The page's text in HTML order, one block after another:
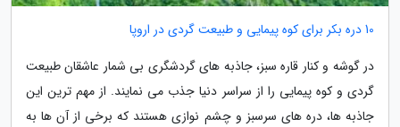
10 دره بکر برای کوه پیمایی و طبیعت گردی در اروپا
در گوشه و کنار قاره سبز، جاذبه های گردشگری بی شمار عاشقان طبیعت
گردی و کوه پیمایی را از سراسر دنیا جذب می نمایند. از مهم ترین این
جاذبه ها، دره های سرسبز و چشم نوازی هستند که برخی از آن ها به